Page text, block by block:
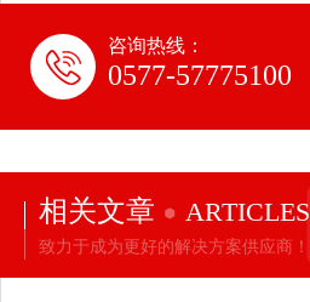
咨询热线：
0577-57775100
相关文章 ARTICLES
致力于成为更好的解决方案供应商！